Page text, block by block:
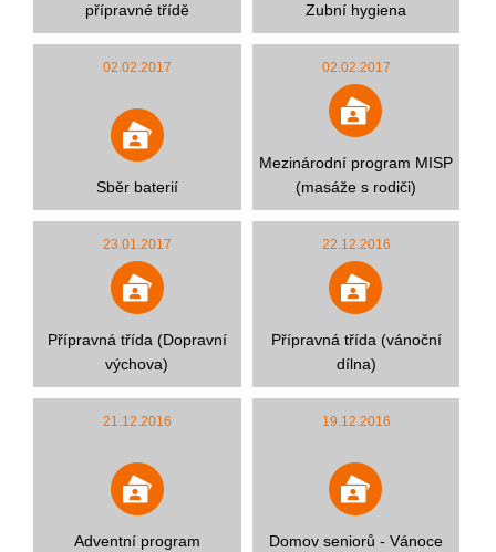
přípravné třídě
Zubní hygiena
02.02.2017
Sběr baterií
02.02.2017
Mezinárodní program MISP
(masáže s rodiči)
23.01.2017
Přípravná třída (Dopravní
výchova)
22.12.2016
Přípravná třída (vánoční
dílna)
21.12.2016
Adventní program
19.12.2016
Domov seniorů - Vánoce